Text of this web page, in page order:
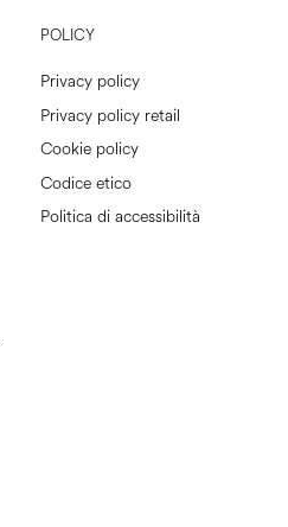
POLICY
Privacy policy
Privacy policy retail
Cookie policy
Codice etico
Politica di accessibilità